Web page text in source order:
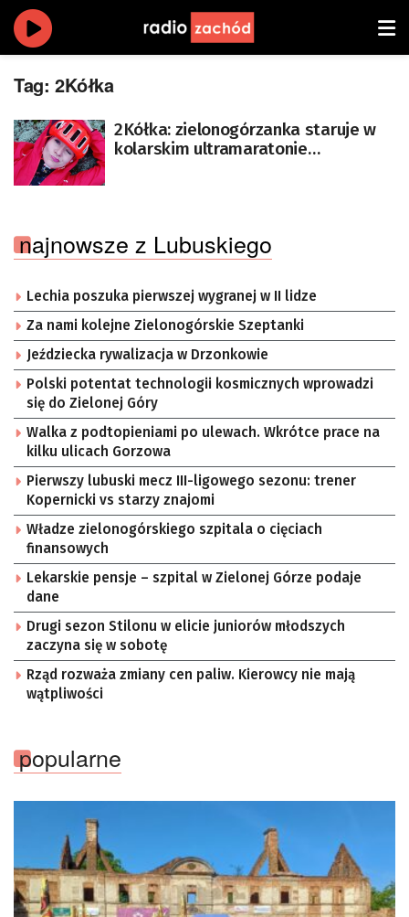
Tag: 2Kółka
2Kółka: zielonogórzanka staruje w
kolarskim ultramaratonie
najnowsze z Lubuskiego
Lechia poszuka pierwszej wygranej w II lidze
Za nami kolejne Zielonogórskie Szeptanki
Jeździecka rywalizacja w Drzonkowie
Polski potentat technologii kosmicznych wprowadzi
się do Zielonej Góry
Walka z podtopieniami po ulewach. Wkrótce prace na
kilku ulicach Gorzowa
Pierwszy lubuski mecz III-ligowego sezonu: trener
Kopernicki vs starzy znajomi
Władze zielonogórskiego szpitala o cięciach
finansowych
Lekarskie pensje – szpital w Zielonej Górze podaje
dane
Drugi sezon Stilonu w elicie juniorów młodszych
zaczyna się w sobotę
Rząd rozważa zmiany cen paliw. Kierowcy nie mają
wątpliwości
popularne